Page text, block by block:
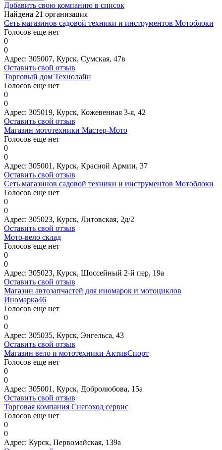
Добавить свою компанию в список
Найдена 21 организация
Сеть магазинов садовой техники и инструментов Мотоблоки
Голосов еще нет
0
0
Адрес: 305007, Курск, Сумская, 47в
Оставить свой отзыв
Торговый дом Технолайн
Голосов еще нет
0
0
Адрес: 305019, Курск, Кожевенная 3-я, 42
Оставить свой отзыв
Магазин мототехники Мастер-Мото
Голосов еще нет
0
0
Адрес: 305001, Курск, Красной Армии, 37
Оставить свой отзыв
Сеть магазинов садовой техники и инструментов Мотоблоки
Голосов еще нет
0
0
Адрес: 305023, Курск, Литовская, 2д/2
Оставить свой отзыв
Мото-вело склад
Голосов еще нет
0
0
Адрес: 305023, Курск, Шоссейный 2-й пер, 19а
Оставить свой отзыв
Магазин автозапчастей для иномарок и мотоциклов
Иномарка46
Голосов еще нет
0
0
Адрес: 305035, Курск, Энгельса, 43
Оставить свой отзыв
Магазин вело и мототехники АктивСпорт
Голосов еще нет
0
0
Адрес: 305001, Курск, Добролюбова, 15а
Оставить свой отзыв
Торговая компания Снегоход сервис
Голосов еще нет
0
0
Адрес: Курск, Первомайская, 139а